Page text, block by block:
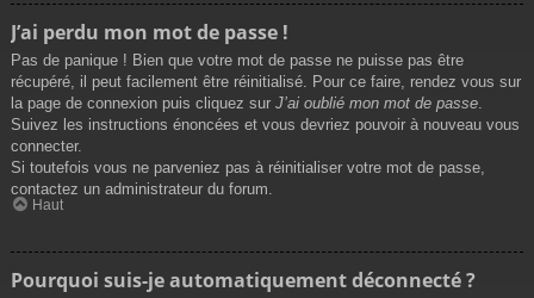
J’ai perdu mon mot de passe !
Pas de panique ! Bien que votre mot de passe ne puisse pas être
récupéré, il peut facilement être réinitialisé. Pour ce faire, rendez vous sur
la page de connexion puis cliquez sur J’ai oublié mon mot de passe
Suivez les instructions énoncées et vous devriez pouvoir à nouveau vous
connecter.
Si toutefois vous ne parveniez pas à réinitialiser votre mot de passe,
contactez un administrateur du forum.
Haut
Pourquoi suis-je automatiquement déconnecté ?